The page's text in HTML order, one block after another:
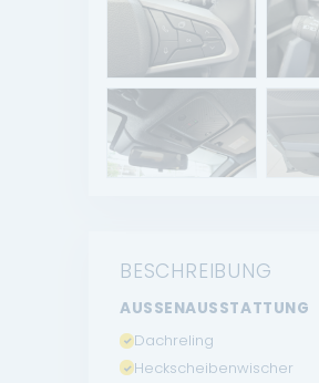
BESCHREIBUNG
AUSSENAUSSTATTUNG
Dachreling
Heckscheibenwischer